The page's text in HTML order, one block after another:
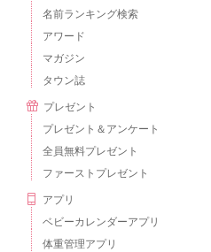
名前ランキング検索
アワード
マガジン
タウン誌
プレゼント
プレゼント＆アンケート
全員無料プレゼント
ファーストプレゼント
アプリ
ベビーカレンダーアプリ
体重管理アプリ